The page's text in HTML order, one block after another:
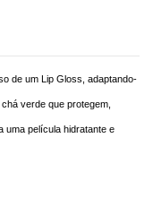
de um Lip Gloss, adaptando-
verde que protegem,
uma película hidratante e